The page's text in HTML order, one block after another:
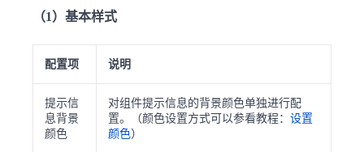
（1）基本样式
配置项 说明
提示信
息背景
颜色
对组件提示信息的背景颜色单独进行配
置。（颜色设置方式可以参看教程： 设置
颜色）